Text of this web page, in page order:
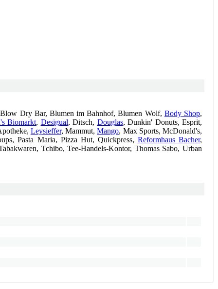
Dry Bar, Blumen im Bahnhof, Blumen Wolf, Body Shop,
Biomarkt, Desigual, Ditsch, Douglas, Dunkin' Donuts, Esprit,
Leysieffer, Mammut,Mango, Max Sports, McDonald's,
Pasta Maria, Pizza Hut, Quickpress, Reformhaus Bacher,
Tchibo, Tee-Handels-Kontor, Thomas Sabo, Urban